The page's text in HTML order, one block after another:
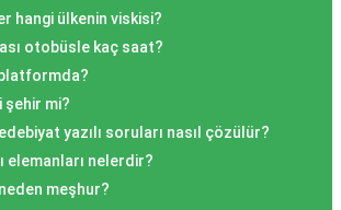
hangi ülkenin viskisi?
otobüsle kaç saat?
şehir mi?
yazılı soruları nasıl çözülür?
elemanları nelerdir?
meşhur?